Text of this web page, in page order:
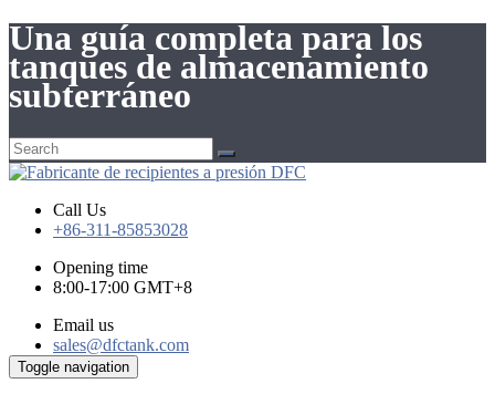
Una guía completa para los
tanques de almacenamiento
subterráneo
Call Us
+86-311-85853028
Opening time
8:00-17:00 GMT+8
Email us
sales@dfctank.com
Toggle navigation